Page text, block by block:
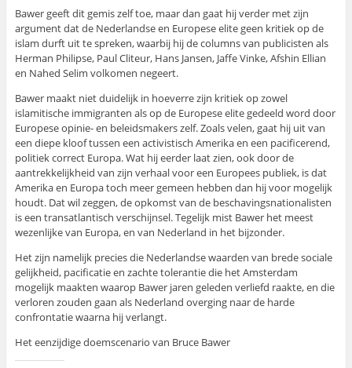
Bawer geeft dit gemis zelf toe, maar dan gaat hij verder met zijn
argument dat de Nederlandse en Europese elite geen kritiek op de
islam durft uit te spreken, waarbij hij de columns van publicisten als
Herman Philipse, Paul Cliteur, Hans Jansen, Jaffe Vinke, Afshin Ellian
en Nahed Selim volkomen negeert.
Bawer maakt niet duidelijk in hoeverre zijn kritiek op zowel
islamitische immigranten als op de Europese elite gedeeld word door
Europese opinie- en beleidsmakers zelf. Zoals velen, gaat hij uit van
een diepe kloof tussen een activistisch Amerika en een pacificerend,
politiek correct Europa. Wat hij eerder laat zien, ook door de
aantrekkelijkheid van zijn verhaal voor een Europees publiek, is dat
Amerika en Europa toch meer gemeen hebben dan hij voor mogelijk
houdt. Dat wil zeggen, de opkomst van de beschavingsnationalisten
is een transatlantisch verschijnsel. Tegelijk mist Bawer het meest
wezenlijke van Europa, en van Nederland in het bijzonder.
Het zijn namelijk precies die Nederlandse waarden van brede sociale
gelijkheid, pacificatie en zachte tolerantie die het Amsterdam
mogelijk maakten waarop Bawer jaren geleden verliefd raakte, en die
verloren zouden gaan als Nederland overging naar de harde
confrontatie waarna hij verlangt.
Het eenzijdige doemscenario van Bruce Bawer